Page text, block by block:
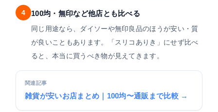
4 100均・無印など他店とも比べる
同じ用途なら、ダイソーや無印良品のほうが安い・質
が良いこともあります。「スリコありき」にせず比べ
ると、本当に買うべき物が見えてきます。
関連記事
雑貨が安いお店まとめ｜100均〜通販まで比較 →